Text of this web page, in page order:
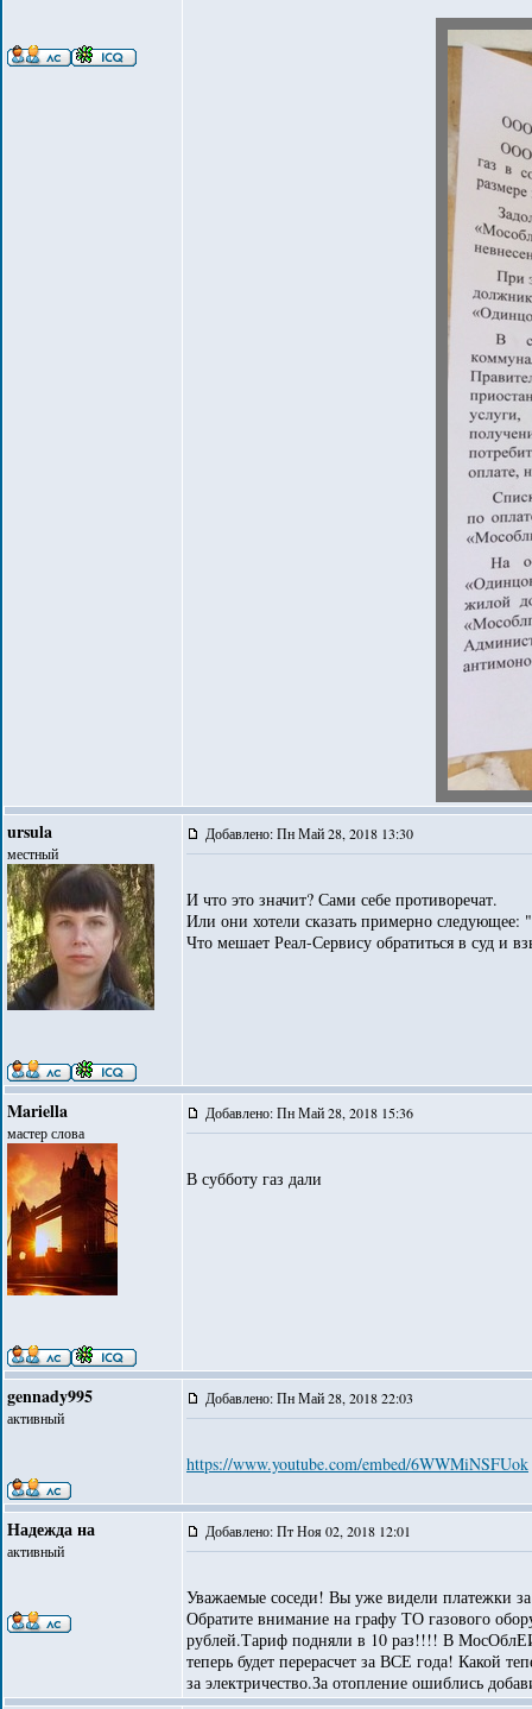
ursula
местный
Добавлено: Пн Май 28, 2018 13:30
И что это значит? Сами себе противоречат.
Или они хотели сказать примерно
Что мешает Реал-Сервису обратиться в суд и
Mariella
мастер слова
Добавлено: Пн Май 28, 2018 15:36
В субботу газ дали
gennady995
активный
Добавлено: Пн Май 28, 2018 22:03
https://www.youtube.com/embed/6WWMiNSFUok
Надежда на
активный
Добавлено: Пт Ноя 02, 2018 12:01
Уважаемые соседи! Вы уже видели платежки за
Обратите внимание на графу ТО газового
рублей.Тариф подняли в 10 раз!!!! В
теперь будет перерасчет за ВСЕ года! Какой
за электричество.За отопление ошиблись